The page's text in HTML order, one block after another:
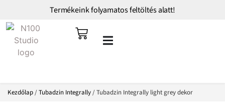
Termékeink folyamatos feltöltés alatt!
Kezdőlap/Tubadzin Integrally/ Tubadzin Integrally light grey dekor